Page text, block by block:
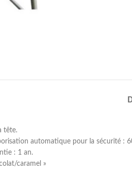
tête.
automatique pour la sécurité :
: 1 an.
caramel »